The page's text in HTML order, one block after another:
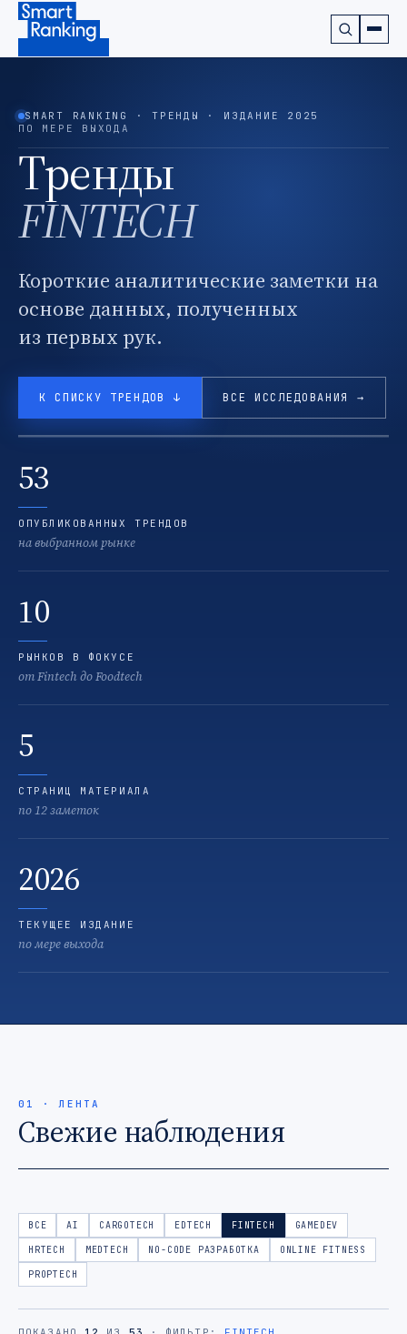
Подписаться на наш канал в Telegram (откроется в
SMART RANKING · ТРЕНДЫ · ИЗДАНИЕ 2025
ПО МЕРЕ ВЫХОДА
Тренды
FINTECH
Короткие аналитические заметки на
основе данных, полученных
из первых рук.
К СПИСКУ ТРЕНДОВ ↓ ВСЕ ИССЛЕДОВАНИЯ →
53
ОПУБЛИКОВАННЫХ ТРЕНДОВ
на выбранном рынке
10
РЫНКОВ В ФОКУСЕ
от Fintech до Foodtech
5
СТРАНИЦ МАТЕРИАЛА
по 12 заметок
2026
ТЕКУЩЕЕ ИЗДАНИЕ
по мере выхода
01 · ЛЕНТА
Свежие наблюдения
ВСЕ AI CARGOTECH EDTECH FINTECH GAMEDEV
HRTECH MEDTECH NO-CODE РАЗРАБОТКА ONLINE FITNESS
PROPTECH